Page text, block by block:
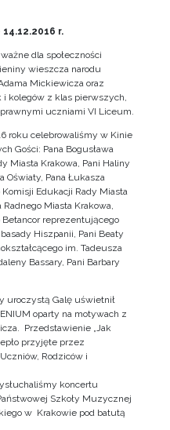
14.12.2016 r.
dla społeczności
wieszcza narodu
Mickiewicza oraz
i kolegów z klas pierwszych,
uczniami VI Liceum.
roku celebrowaliśmy w Kinie
Gości: Pana Bogusława
Miasta Krakowa, Pani Haliny
Oświaty, Pana Łukasza
Edukacji Rady Miasta
Miasta Krakowa,
Betancor reprezentującego
Hiszpanii, Pani Beaty
im. Tadeusza
Bassary, Pani Barbary
uroczystą Galę uświetnił
oparty na motywach z
Przedstawienie „Jak
przyjęte przez
Rodziców i
koncertu
Szkoły Muzycznej
w Krakowie pod batutą